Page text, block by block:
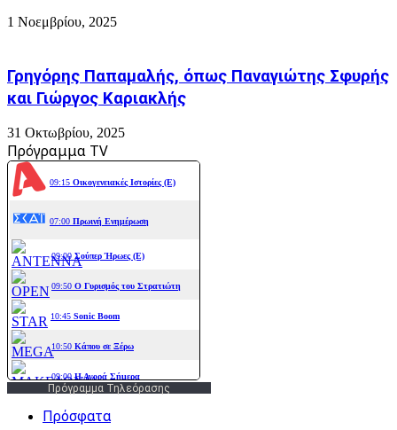
1 Νοεμβρίου, 2025
Γρηγόρης Παπαμαλής, όπως Παναγιώτης Σφυρής
και Γιώργος Καριακλής
31 Οκτωβρίου, 2025
Πρόγραμμα TV
Πρόγραμμα Τηλεόρασης
Πρόσφατα